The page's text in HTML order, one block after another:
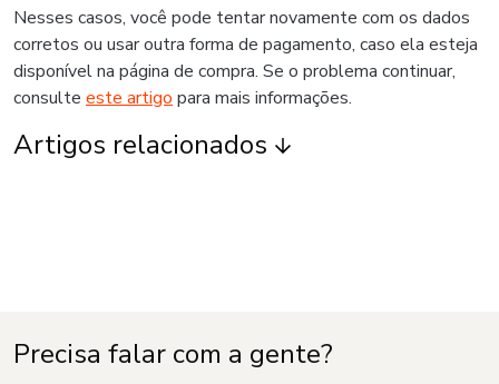
Nesses casos, você pode tentar novamente com os dados
corretos ou usar outra forma de pagamento, caso ela esteja
disponível na página de compra. Se o problema continuar,
consulte este artigo para mais informações.
Artigos relacionados
Precisa falar com a gente?